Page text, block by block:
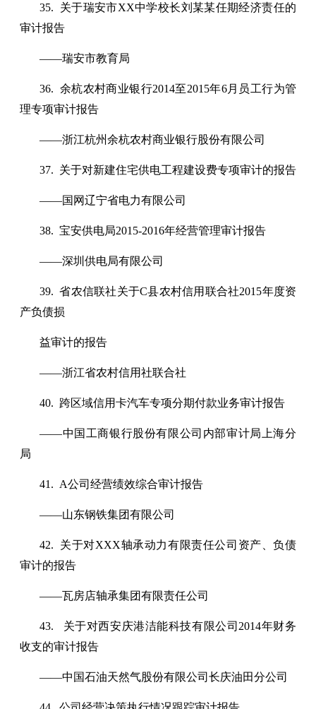
35. 关于瑞安市XX中学校长刘某某任期经济责任的
审计报告
——瑞安市教育局
36. 余杭农村商业银行2014至2015年6月员工行为管
理专项审计报告
——浙江杭州余杭农村商业银行股份有限公司
37. 关于对新建住宅供电工程建设费专项审计的报告
——国网辽宁省电力有限公司
38. 宝安供电局2015-2016年经营管理审计报告
——深圳供电局有限公司
39. 省农信联社关于C县农村信用联合社2015年度资
产负债损
益审计的报告
——浙江省农村信用社联合社
40. 跨区域信用卡汽车专项分期付款业务审计报告
——中国工商银行股份有限公司内部审计局上海分
局
41. A公司经营绩效综合审计报告
——山东钢铁集团有限公司
42. 关于对XXX轴承动力有限责任公司资产、负债
审计的报告
——瓦房店轴承集团有限责任公司
43. 关于对西安庆港洁能科技有限公司2014年财务
收支的审计报告
——中国石油天然气股份有限公司长庆油田分公司